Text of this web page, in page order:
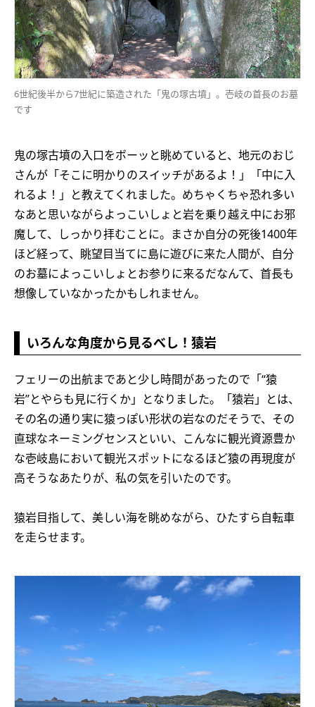
6世紀後半から7世紀に築造された「鬼の塚古墳」。壱岐の首長のお墓
です
鬼の塚古墳の入口をボーッと眺めていると、地元のおじ
さんが「そこに明かりのスイッチがあるよ！」「中に入
れるよ！」と教えてくれました。めちゃくちゃ恐れ多い
なあと思いながらよっこいしょと岩を乗り越え中にお邪
魔して、しっかり拝むことに。まさか自分の死後1400年
ほど経って、眺望目当てに島に遊びに来た人間が、自分
のお墓によっこいしょとお参りに来るだなんて、首長も
想像していなかったかもしれません。
いろんな角度から見るべし！猿岩
フェリーの出航まであと少し時間があったので「“猿
岩”とやらも見に行くか」となりました。「猿岩」とは、
その名の通り実に猿っぽい形状の岩なのだそうで、その
直球なネーミングセンスといい、こんなに観光資源豊か
な壱岐島において観光スポットになるほど猿の再現度が
高そうなあたりが、私の気を引いたのです。
猿岩目指して、美しい海を眺めながら、ひたすら自転車
を走らせます。